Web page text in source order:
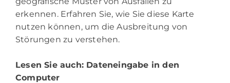
erkennen. Erfahren Sie, wie Sie diese Karte
nutzen können, um die Ausbreitung von
Störungen zu verstehen.
Lesen Sie auch: Dateneingabe in den
Computer